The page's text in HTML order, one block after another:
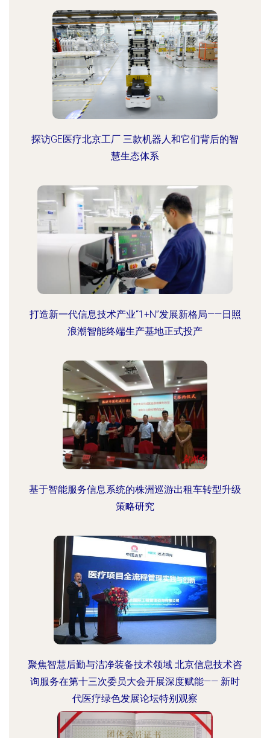
探访GE医疗北京工厂 三款机器人和它们背后的智
慧生态体系
打造新一代信息技术产业“1+N”发展新格局——日照
浪潮智能终端生产基地正式投产
基于智能服务信息系统的株洲巡游出租车转型升级
策略研究
聚焦智慧后勤与洁净装备技术领域 北京信息技术咨
询服务在第十三次委员大会开展深度赋能—— 新时
代医疗绿色发展论坛特别观察